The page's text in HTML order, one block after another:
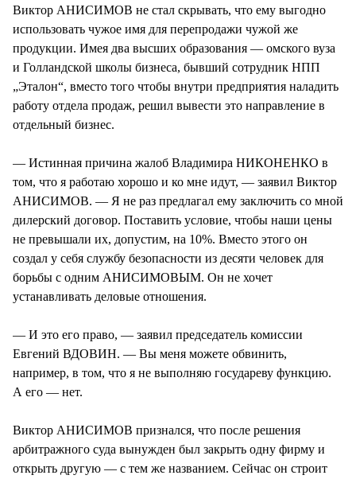
Виктор АНИСИМОВ не стал скрывать, что ему выгодно
использовать чужое имя для перепродажи чужой же
продукции. Имея два высших образования — омского вуза
и Голландской школы бизнеса, бывший сотрудник НПП
„Эталон“, вместо того чтобы внутри предприятия наладить
работу отдела продаж, решил вывести это направление в
отдельный бизнес.
— Истинная причина жалоб Владимира НИКОНЕНКО в
том, что я работаю хорошо и ко мне идут, — заявил Виктор
АНИСИМОВ. — Я не раз предлагал ему заключить со мной
дилерский договор. Поставить условие, чтобы наши цены
не превышали их, допустим, на 10%. Вместо этого он
создал у себя службу безопасности из десяти человек для
борьбы с одним АНИСИМОВЫМ. Он не хочет
устанавливать деловые отношения.
— И это его право, — заявил председатель комиссии
Евгений ВДОВИН. — Вы меня можете обвинить,
например, в том, что я не выполняю государеву функцию.
А его — нет.
Виктор АНИСИМОВ признался, что после решения
арбитражного суда вынужден был закрыть одну фирму и
открыть другую — с тем же названием. Сейчас он строит